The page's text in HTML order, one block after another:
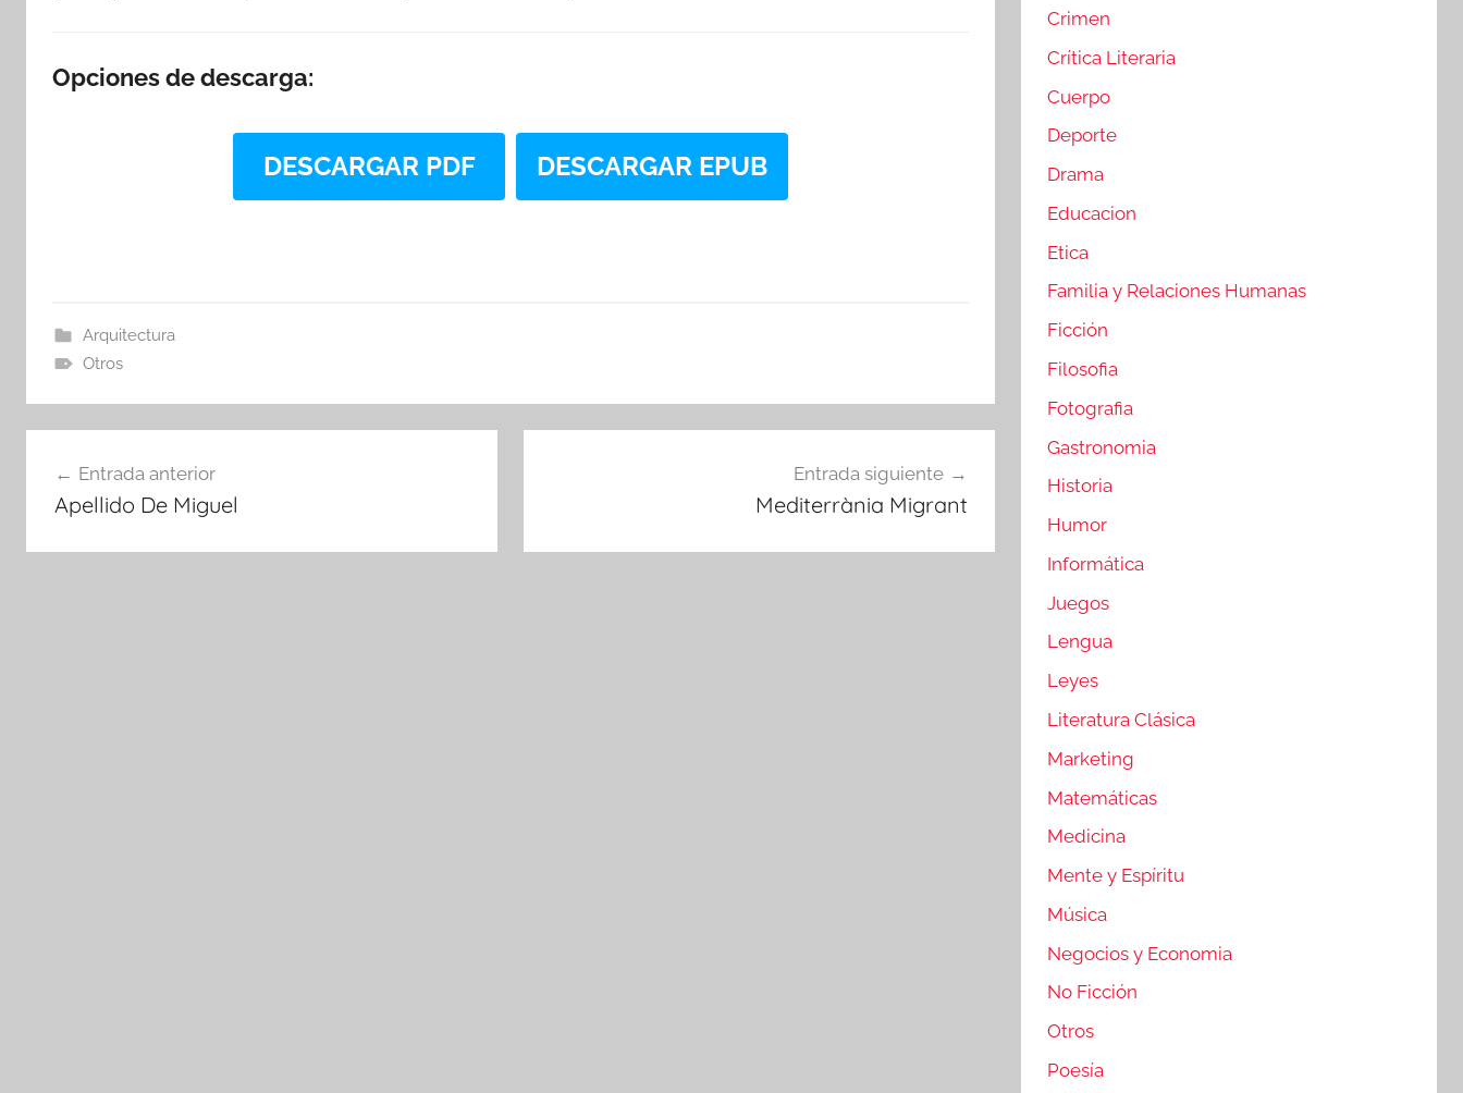
Opciones de descarga:
DESCARGAR PDF DESCARGAR EPUB
Arquitectura
Otros
de
entradas
Entrada anterior
Apellido De Miguel
Entrada siguiente
Mediterrània Migrant
Crimen
Crítica Literaria
Cuerpo
Deporte
Drama
Educacion
Etica
Familia y Relaciones Humanas
Ficción
Filosofia
Fotografia
Gastronomia
Historia
Humor
Informática
Juegos
Lengua
Leyes
Literatura Clásica
Marketing
Matemáticas
Medicina
Mente y Espíritu
Música
Negocios y Economia
No Ficción
Otros
Poesía